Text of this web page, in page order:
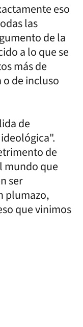
eso
las
de la
a lo que se
más de
de incluso
de
de
mundo que
ser
plumazo,
que vinimos